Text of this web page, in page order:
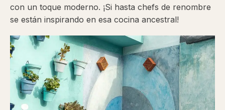
con un toque moderno. ¡Si hasta chefs de renombre
se están inspirando en esa cocina ancestral!